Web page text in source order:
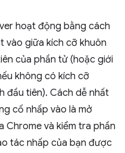
hoạt động bằng cách
vào giữa kích cỡ khuôn
của phần tử (hoặc giới
không có kích cỡ
đầu tiên). Cách dễ nhất
cố nhấp vào là mở
Chrome và kiểm tra phần
tác nhấp của bạn được